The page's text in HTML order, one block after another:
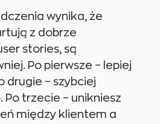
wynika, że
z dobrze
stories, są
Po pierwsze – lepiej
drugie – szybciej
Po trzecie – unikniesz
między klientem a